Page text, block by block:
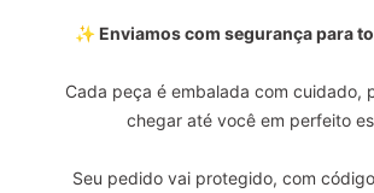
✨ Enviamos com segurança para
Cada peça é embalada com cuidado,
chegar até você em perfeito
Seu pedido vai protegido, com